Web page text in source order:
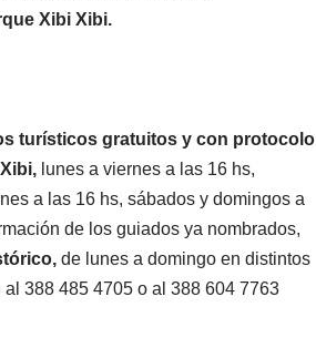
Xibi Xibi.
turísticos gratuitos y con protocolo
lunes a viernes a las 16 hs,
a las 16 hs, sábados y domingos a
de los guiados ya nombrados,
de lunes a domingo en distintos
388 485 4705 o al 388 604 7763